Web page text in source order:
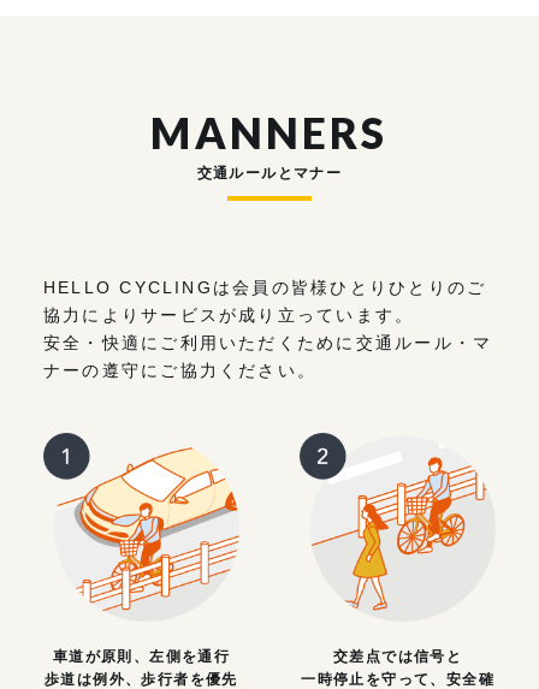
MANNERS
交通ルールとマナー
HELLO CYCLINGは会員の皆様ひとりひとりのご
協力によりサービスが成り立っています。
安全・快適にご利用いただくために交通ルール・マ
ナーの遵守にご協力ください。
車道が原則、左側を通行
歩道は例外、歩行者を優先
交差点では信号と
一時停止を守って、安全確